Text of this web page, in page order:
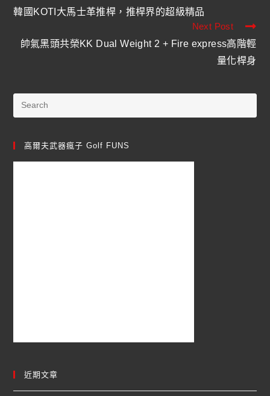
韓國KOTI大馬士革推桿，推桿界的超級精品
Next Post
帥氣黑頭共榮KK Dual Weight 2 + Fire express高階輕
量化桿身
高爾夫武器瘋子 Golf FUNS
近期文章